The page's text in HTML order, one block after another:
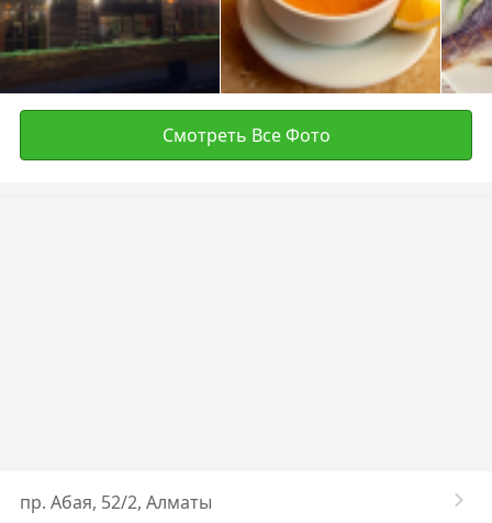
Смотреть Все Фото
пр. Абая, 52/2, Алматы